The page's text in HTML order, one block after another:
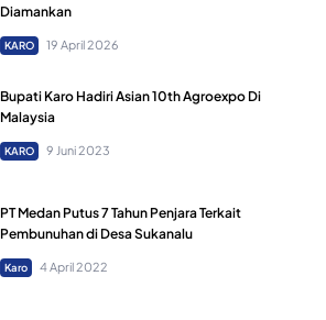
Diamankan
KARO 19 April 2026
Bupati Karo Hadiri Asian 10th Agroexpo Di
Malaysia
KARO 9 Juni 2023
PT Medan Putus 7 Tahun Penjara Terkait
Pembunuhan di Desa Sukanalu
Karo 4 April 2022